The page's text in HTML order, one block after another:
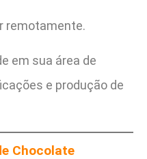
remotamente.
em sua área de
e produção de
Chocolate